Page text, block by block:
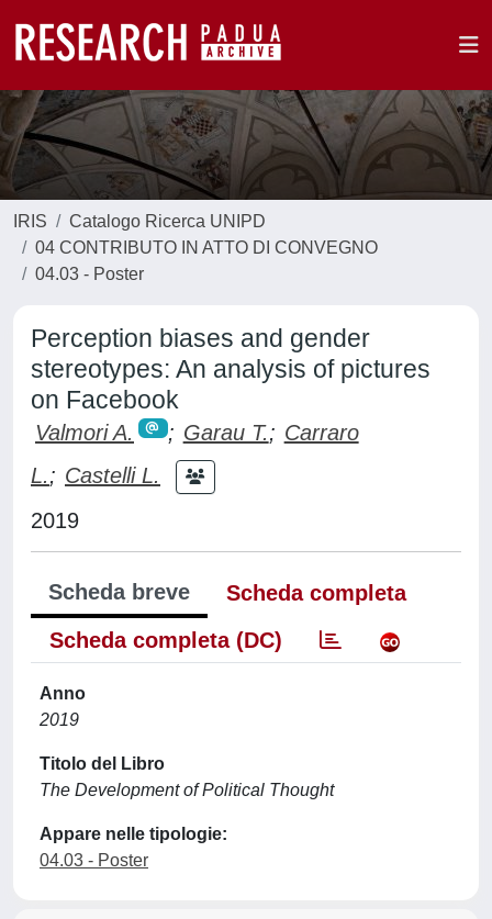
IRIS
Catalogo Ricerca UNIPD
04 CONTRIBUTO IN ATTO DI CONVEGNO
04.03 - Poster
Perception biases and gender
stereotypes: An analysis of pictures
on Facebook
Valmori A. ; Garau T.; Carraro
L.; Castelli L.
2019
Scheda breve
Scheda completa
Scheda completa (DC)
Anno
2019
Titolo del Libro
The Development of Political Thought
Appare nelle tipologie:
04.03 - Poster